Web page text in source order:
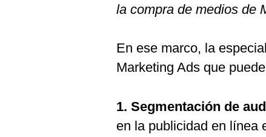
la compra de medios de
En ese marco, la
Marketing Ads que
1. Segmentación de
en la publicidad en línea